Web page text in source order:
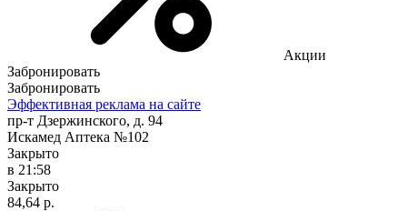
Акции
Забронировать
Забронировать
Эффективная реклама на сайте
пр-т Дзержинского, д. 94
Искамед Аптека №102
Закрыто
в 21:58
Закрыто
84,64 р.